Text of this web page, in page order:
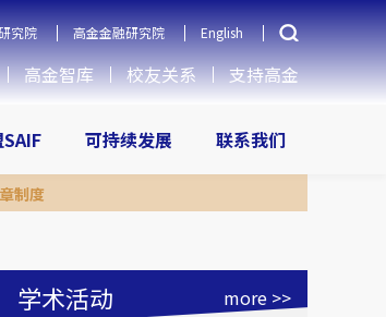
究院 高金金融研究院 English
高金智库 校友关系 支持高金
制度
可持续发展 联系我们
学术活动 more >>